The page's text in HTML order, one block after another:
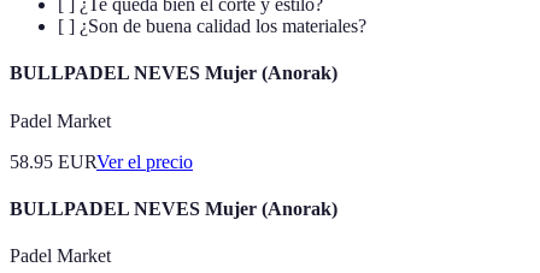
[ ] ¿Te queda bien el corte y estilo?
[ ] ¿Son de buena calidad los materiales?
BULLPADEL NEVES Mujer (Anorak)
Padel Market
58.95 EURVer el precio
BULLPADEL NEVES Mujer (Anorak)
Padel Market